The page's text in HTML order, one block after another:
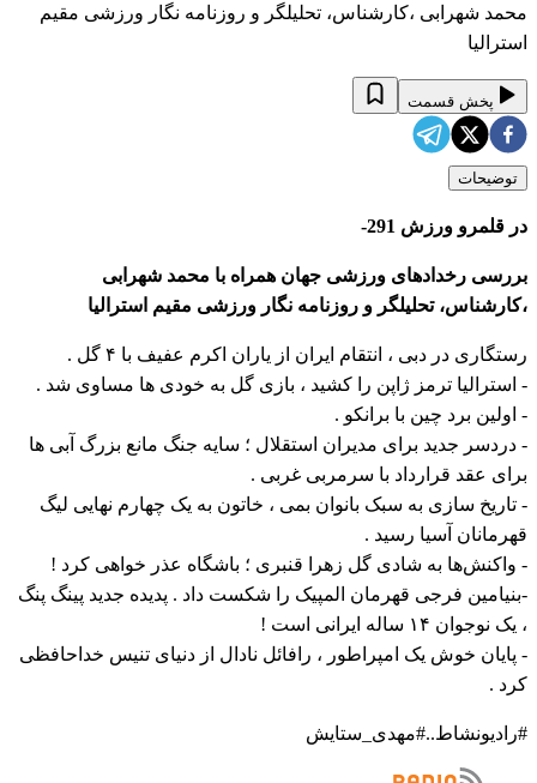
محمد شهرابی ،کارشناس، تحلیلگر و روزنامه نگار ورزشی مقیم
استرالیا
پخش قسمت
توضیحات
در قلمرو ورزش 291-
بررسی رخدادهای ورزشی جهان همراه با محمد شهرابی
،کارشناس، تحلیلگر و روزنامه نگار ورزشی مقیم استرالیا
رستگاری در دبی ، انتقام ایران از یاران اکرم عفیف با ۴ گل .
- استرالیا ترمز ژاپن را کشید ، بازی گل به خودی ها مساوی شد .
- اولین برد چین با برانکو .
- دردسر جدید برای مدیران استقلال ؛ سایه جنگ مانع بزرگ آبی ها
برای عقد قرارداد با سرمربی غربی .
- تاریخ سازی به سبک بانوان بمی ، خاتون به یک چهارم نهایی لیگ
قهرمانان آسیا رسید .
- واکنش‌ها به شادی گل زهرا قنبری ؛ باشگاه عذر خواهی کرد !
-بنیامین فرجی قهرمان المپیک را شکست داد . پدیده جدید پینگ پنگ
، یک نوجوان ۱۴ ساله ایرانی است !
- پایان خوش یک امپراطور ، رافائل نادال از دنیای تنیس خداحافظی
کرد .
#رادیونشاط..#مهدی_ستایش